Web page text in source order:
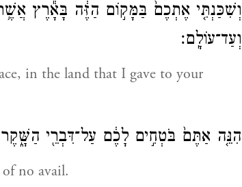
וְשִׁכַּנְתִּ֤י אֶתְכֶם֙ בַּמָּק֣וֹם הַזֶּ֔ה בָּאָ֕רֶץ אֲשֶׁ֥ר
וְעַד־עוֹלָֽם׃
in the land that I gave to your
הִנֵּ֤ה אַתֶּם֙ בֹּטְחִ֣ים לָכֶ֔ם עַל־דִּבְרֵ֖י הַשָּׁ֑קֶר
no avail.